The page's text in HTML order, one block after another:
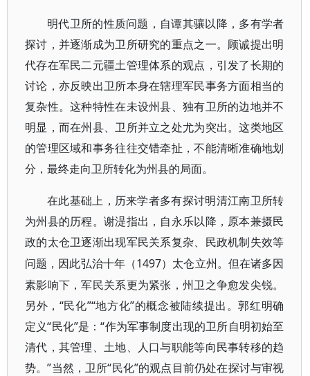
明代卫所的性质问题，自谭其骧以降，多有学者
探讨，并逐渐成为卫所研究的重点之一。顾诚提出明
代存在军民二元疆土管理体系的观点，引发了长期的
讨论，亦反映出卫所本身在辖理军民事务方面相当的
复杂性。这种特性在未设州县、独有卫所的边地并不
明显，而在州县、卫所并立之处尤为突出。这类地区
的管理区域和事务往往交错牵扯，不能清晰准确地划
分，最终走向卫所转化为州县的局面。
在此基础上，历来学者多有探讨明清江南卫所转
为州县的历程。谢湜指出，自永乐以降，原本兼摄民
政的太仓卫逐渐出现军民关系复杂、民政机制失效等
问题，因此弘治十年（1497）太仓立州。但在诸多因
素影响下，军民关系更为紧张，州卫之争愈发尖锐。
另外，“民化”“地方化”的概念被陆续提出。郭红明确
定义“民化”是：“作为军事制度出现的卫所自明初始至
清代，其管理、土地、人口与职能等向民事转移的趋
势。”当然，卫所“民化”的观点目前仍处在探讨与审视